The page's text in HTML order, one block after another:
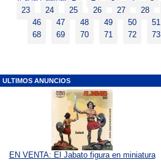
23
24 25 26 27 28
46
47 48 49 50 51
68
69 70 71 72 73
ULTIMOS ANUNCIOS
EN VENTA: El Jabato figura en miniatura